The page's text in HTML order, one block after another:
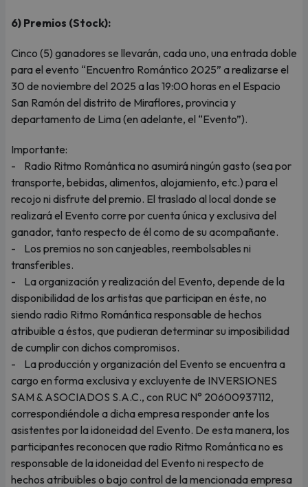
6) Premios (Stock):
Cinco (5) ganadores se llevarán, cada uno, una entrada doble
para el evento “Encuentro Romántico 2025” a realizarse el
30 de noviembre del 2025 a las 19:00 horas en el Espacio
San Ramón del distrito de Miraflores, provincia y
departamento de Lima (en adelante, el “Evento”).
Importante:
- Radio Ritmo Romántica no asumirá ningún gasto (sea por
transporte, bebidas, alimentos, alojamiento, etc.) para el
recojo ni disfrute del premio. El traslado al local donde se
realizará el Evento corre por cuenta única y exclusiva del
ganador, tanto respecto de él como de su acompañante.
- Los premios no son canjeables, reembolsables ni
transferibles.
- La organización y realización del Evento, depende de la
disponibilidad de los artistas que participan en éste, no
siendo radio Ritmo Romántica responsable de hechos
atribuible a éstos, que pudieran determinar su imposibilidad
de cumplir con dichos compromisos.
- La producción y organización del Evento se encuentra a
cargo en forma exclusiva y excluyente de INVERSIONES
SAM & ASOCIADOS S.A.C., con RUC N° 20600937112,
correspondiéndole a dicha empresa responder ante los
asistentes por la idoneidad del Evento. De esta manera, los
participantes reconocen que radio Ritmo Romántica no es
responsable de la idoneidad del Evento ni respecto de
hechos atribuibles o bajo control de la mencionada empresa